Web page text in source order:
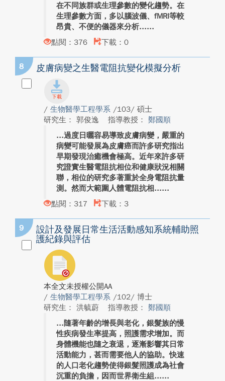
在不同族群或生理參數的變化趨勢。在
生理參數方面，多以腦波儀、fMRI等較
昂貴、不便的儀器來分析...
點閱：376
下載：0
8 皮膚病變之生醫電阻抗變化模擬分析
/ 生物醫學工程學系 /103/ 碩士
研究生： 郭俊逸
指導教授： 鄭國順
過度日曬容易導致皮膚病變，嚴重的
病變可能發展為皮膚癌而許多研究指出
早期發現治癒機會極高。近年來許多研
究證實生醫電阻抗相位和健康狀況相關
聯，相位的研究多著重於全身電阻抗量
測。然而大範圍人體電阻抗相...
點閱：317
下載：3
9
設計及發展日常生活活動感知系統輔助照
護紀錄與評估
本全文未授權公開AA
/ 生物醫學工程學系 /102/ 博士
研究生： 洪毓蔚
指導教授： 鄭國順
隨著年齡的增長與老化，銀髮族的慢
性疾病發生率提高，照護需求增加。而
身體機能也隨之衰退，逐漸影響其日常
活動能力，甚而需要他人的協助。快速
的人口老化趨勢使得銀髮照護成為社會
沉重的負擔，因而世界衛生組...